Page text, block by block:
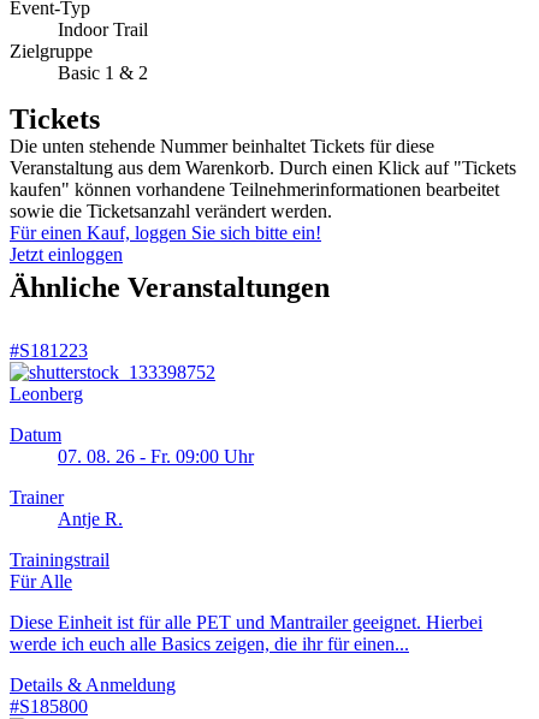
Event-Typ
Indoor Trail
Zielgruppe
Basic 1 & 2
Tickets
Die unten stehende Nummer beinhaltet Tickets für diese
Veranstaltung aus dem Warenkorb. Durch einen Klick auf "Tickets
kaufen" können vorhandene Teilnehmerinformationen bearbeitet
sowie die Ticketsanzahl verändert werden.
Für einen Kauf, loggen Sie sich bitte ein!
Jetzt einloggen
Ähnliche Veranstaltungen
#S181223
Leonberg
Datum
07. 08. 26 - Fr. 09:00 Uhr
Trainer
Antje R.
Trainingstrail
Für Alle
Diese Einheit ist für alle PET und Mantrailer geeignet. Hierbei
werde ich euch alle Basics zeigen, die ihr für einen...
Details & Anmeldung
#S185800